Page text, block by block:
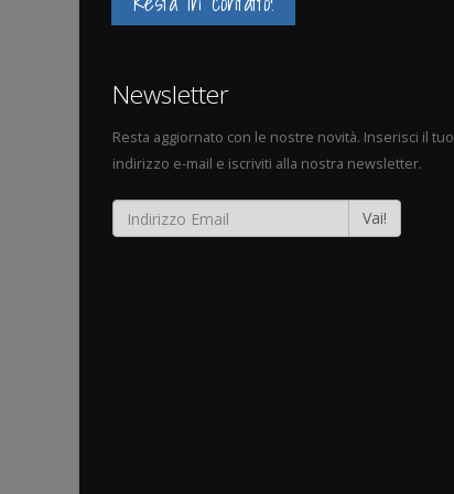
Newsletter
Resta aggiornato con le nostre novità. Inserisci il tuo
indirizzo e-mail e iscriviti alla nostra newsletter.
Vai!